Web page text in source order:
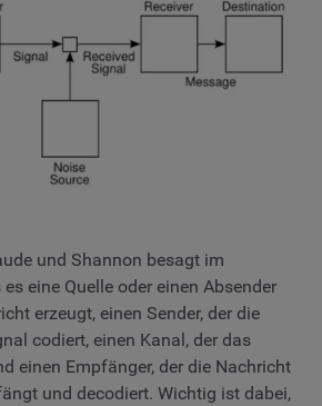
und Shannon besagt im
eine Quelle oder einen Absender
erzeugt, einen Sender, der die
codiert, einen Kanal, der das
einen Empfänger, der die Nachricht
und decodiert. Wichtig ist dabei,